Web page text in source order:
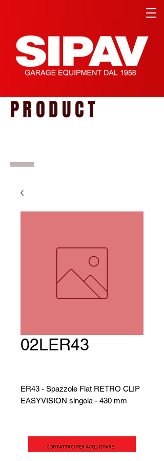
PRODUCT
02LER43
ER43 - Spazzole Flat RETRO CLIP
EASYVISION singola - 430 mm